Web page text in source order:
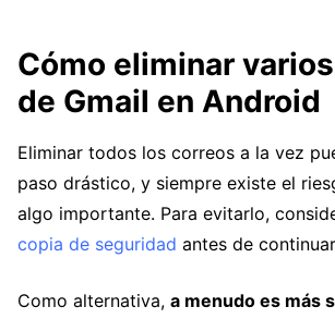
Cómo eliminar
de Gmail en Android
Eliminar todos los correos a la vez
paso drástico, y siempre existe el
algo importante. Para evitarlo,
copia de seguridad antes de
Como alternativa, a menudo es más